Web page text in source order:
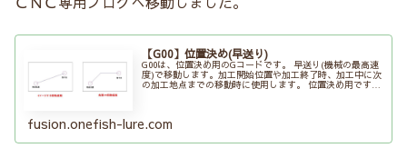
【G00】位置決め(早送り)
G00は、位置決め用のGコードです。 早送り(機械の最高速
度)で移動します。加工開始位置や加工終了時、加工中に次
の加工地点までの移動時に使用します。 位置決め用ですの
fusion.onefish-lure.com